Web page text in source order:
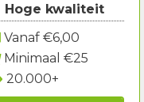
Hoge kwaliteit
Vanaf €6,00
Minimaal €25
20.000+